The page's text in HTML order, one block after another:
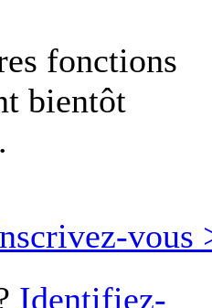
fonctions
bientôt
vous
Identifiez-